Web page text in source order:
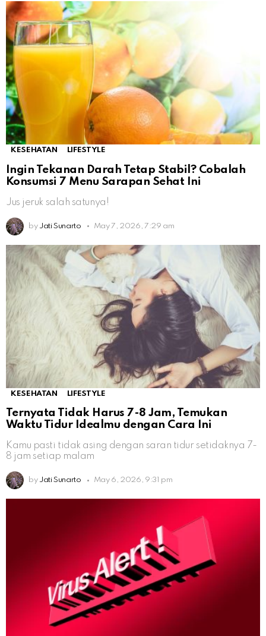
KESEHATAN LIFESTYLE
Ingin Tekanan Darah Tetap Stabil? Cobalah
Konsumsi 7 Menu Sarapan Sehat Ini
Jus jeruk salah satunya!
by Jati Sunarto May 7, 2026, 7:29 am
KESEHATAN LIFESTYLE
Ternyata Tidak Harus 7-8 Jam, Temukan
Waktu Tidur Idealmu dengan Cara Ini
Kamu pasti tidak asing dengan saran tidur setidaknya 7-
8 jam setiap malam
by Jati Sunarto May 6, 2026, 9:31 pm